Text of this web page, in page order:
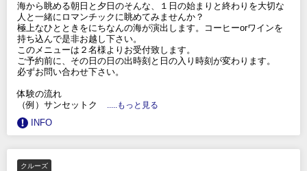
海から眺める朝日と夕日のそんな、１日の始まりと終わりを大切な
人と一緒にロマンチックに眺めてみませんか？
極上なひとときをにちなんの海が演出します。コーヒーorワインを
持ち込んで是非お越し下さい。
このメニューは２名様よりお受付致します。
ご予約前に、その日の日の出時刻と日の入り時刻が変わります。
必ずお問い合わせ下さい。
体験の流れ
（例）サンセットク
.....もっと見る
INFO
クルーズ